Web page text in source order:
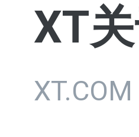
XT
XT.COM